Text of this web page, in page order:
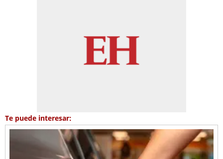
Te puede interesar: